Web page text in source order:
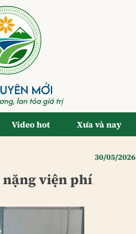
Video hot Xưa và nay
30/05/2026
nặng viện phí